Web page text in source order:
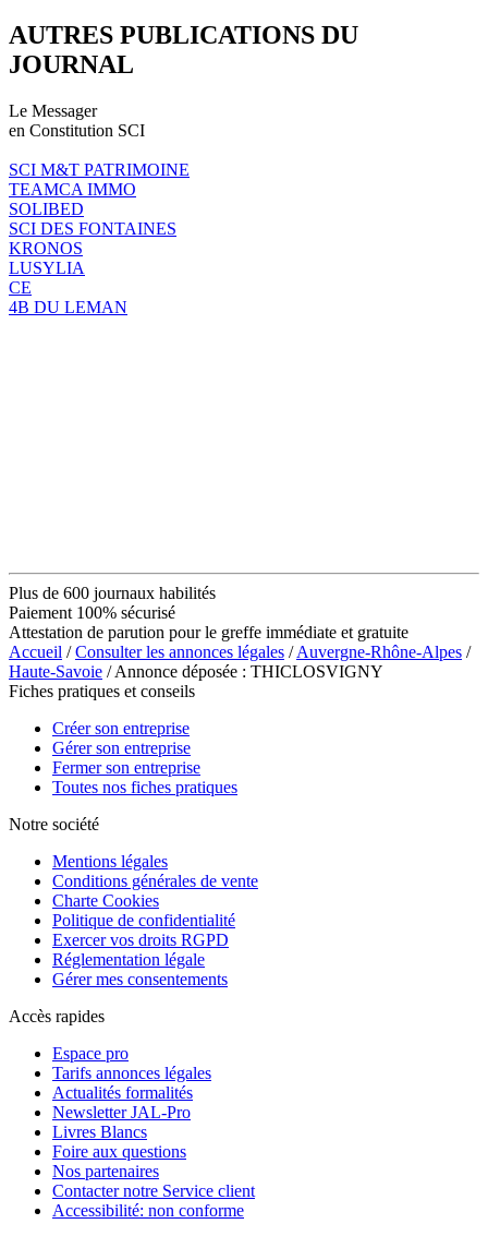
AUTRES PUBLICATIONS DU
JOURNAL
Le Messager
en Constitution SCI
SCI M&T PATRIMOINE
TEAMCA IMMO
SOLIBED
SCI DES FONTAINES
KRONOS
LUSYLIA
CE
4B DU LEMAN
Plus de 600 journaux habilités
Paiement 100% sécurisé
Attestation de parution pour le greffe immédiate et gratuite
Accueil /Consulter les annonces légales /Auvergne-Rhône-Alpes /
Haute-Savoie / Annonce déposée : THICLOSVIGNY
Fiches pratiques et conseils
Créer son entreprise
Gérer son entreprise
Fermer son entreprise
Toutes nos fiches pratiques
Notre société
Mentions légales
Conditions générales de vente
Charte Cookies
Politique de confidentialité
Exercer vos droits RGPD
Réglementation légale
Gérer mes consentements
Accès rapides
Espace pro
Tarifs annonces légales
Actualités formalités
Newsletter JAL-Pro
Livres Blancs
Foire aux questions
Nos partenaires
Contacter notre Service client
Accessibilité: non conforme